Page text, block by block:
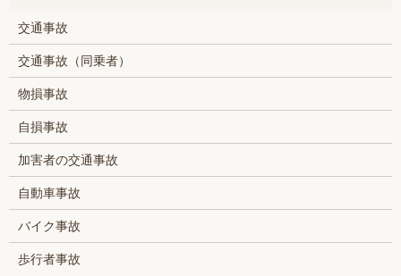
交通事故
交通事故（同乗者）
物損事故
自損事故
加害者の交通事故
自動車事故
バイク事故
歩行者事故